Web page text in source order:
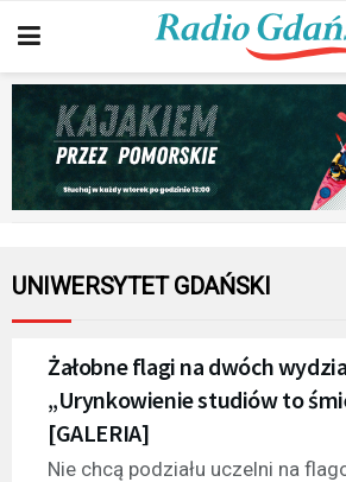
UNIWERSYTET GDAŃSKI
Żałobne flagi na dwóch
„Urynkowienie studiów to
[GALERIA]
Nie chcą podziału uczelni na